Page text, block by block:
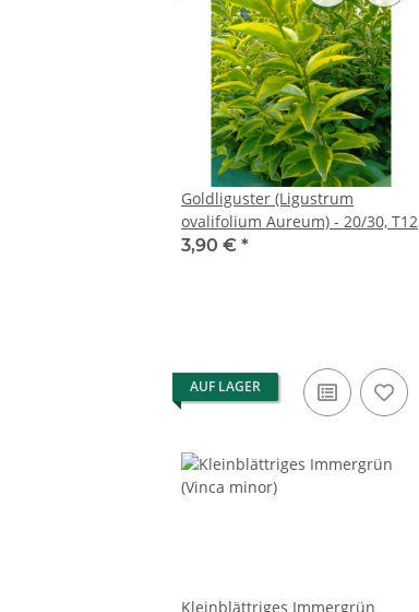
Goldliguster (Ligustrum
ovalifolium Aureum) - 20/30, T12
3,90 € *
AUF LAGER
Kleinblättriges Immergrün